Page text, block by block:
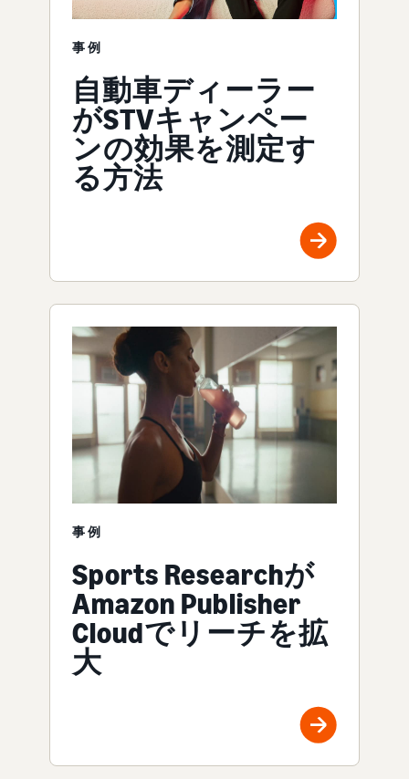
事例
自動車ディーラー
がSTVキャンペー
ンの効果を測定す
る方法
事例
Sports Researchが
Amazon Publisher
Cloudでリーチを拡
大